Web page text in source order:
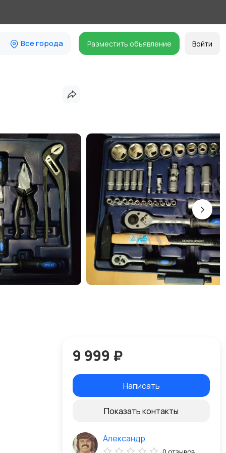
Все города Разместить объявление Войти
9 999 ₽
Написать
Показать контакты
Александр